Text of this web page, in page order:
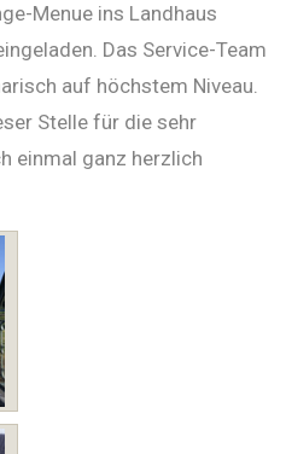
Menue ins Landhaus
Das Service-Team
auf höchstem Niveau.
Stelle für die sehr
einmal ganz herzlich